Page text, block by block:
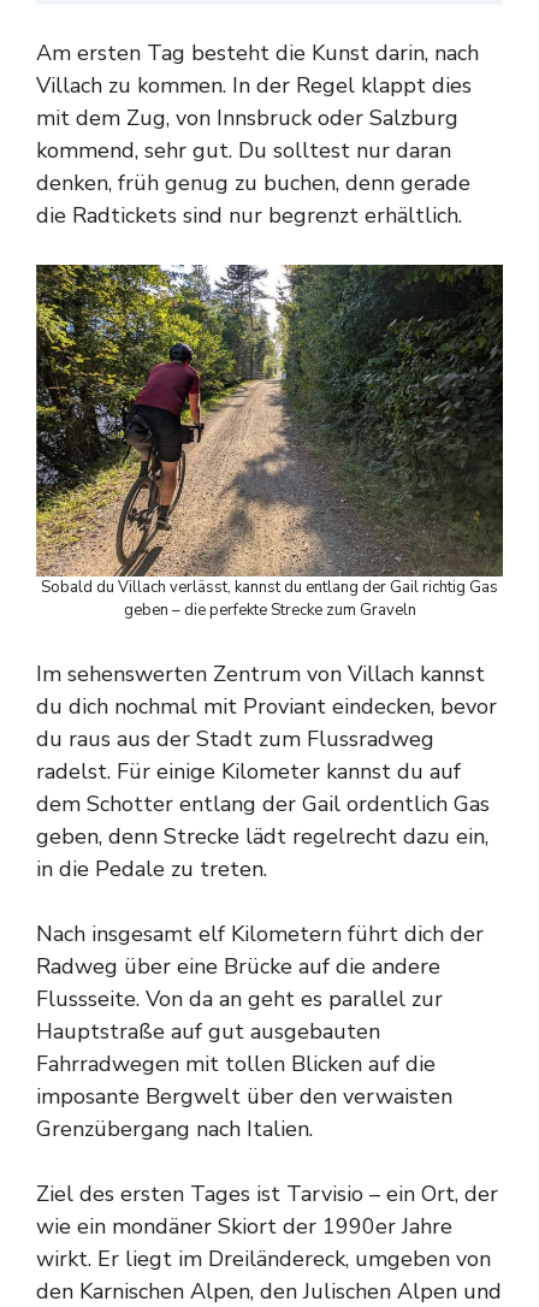
Am ersten Tag besteht die Kunst darin, nach
Villach zu kommen. In der Regel klappt dies
mit dem Zug, von Innsbruck oder Salzburg
kommend, sehr gut. Du solltest nur daran
denken, früh genug zu buchen, denn gerade
die Radtickets sind nur begrenzt erhältlich.
Sobald du Villach verlässt, kannst du entlang der Gail richtig Gas
geben – die perfekte Strecke zum Graveln
Im sehenswerten Zentrum von Villach kannst
du dich nochmal mit Proviant eindecken, bevor
du raus aus der Stadt zum Flussradweg
radelst. Für einige Kilometer kannst du auf
dem Schotter entlang der Gail ordentlich Gas
geben, denn Strecke lädt regelrecht dazu ein,
in die Pedale zu treten.
Nach insgesamt elf Kilometern führt dich der
Radweg über eine Brücke auf die andere
Flussseite. Von da an geht es parallel zur
Hauptstraße auf gut ausgebauten
Fahrradwegen mit tollen Blicken auf die
imposante Bergwelt über den verwaisten
Grenzübergang nach Italien.
Ziel des ersten Tages ist Tarvisio – ein Ort, der
wie ein mondäner Skiort der 1990er Jahre
wirkt. Er liegt im Dreiländereck, umgeben von
den Karnischen Alpen, den Julischen Alpen und